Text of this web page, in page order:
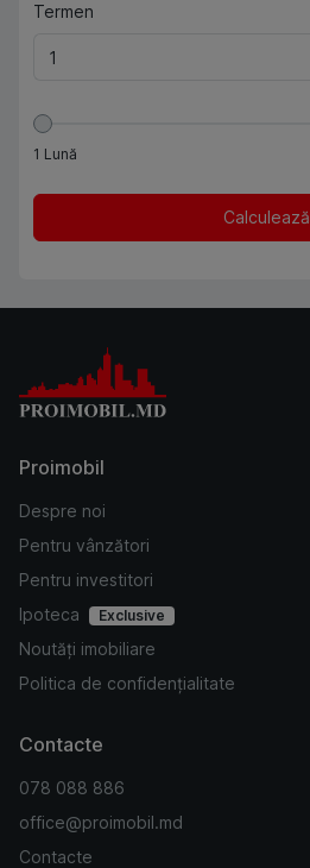
Termen
1 Lună
Calculează
Proimobil
Despre noi
Pentru vânzători
Pentru investitori
Ipoteca
Exclusive
Noutăți imobiliare
Politica de confidențialitate
Contacte
078 088 886
office@proimobil.md
Contacte